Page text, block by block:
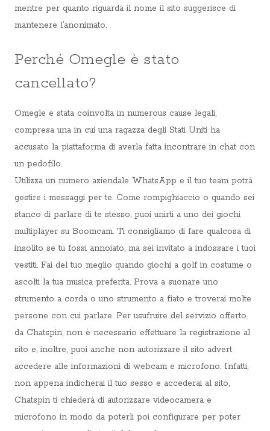
mentre per quanto riguarda il nome il sito suggerisce di
mantenere l’anonimato.
Perché Omegle è stato
cancellato?
Omegle è stata coinvolta in numerous cause legali,
compresa una in cui una ragazza degli Stati Uniti ha
accusato la piattaforma di averla fatta incontrare in chat con
un pedofilo.
Utilizza un numero aziendale WhatsApp e il tuo team potrà
gestire i messaggi per te. Come rompighiaccio o quando sei
stanco di parlare di te stesso, puoi unirti a uno dei giochi
multiplayer su Boomcam. Ti consigliamo di fare qualcosa di
insolito se tu fossi annoiato, ma sei invitato a indossare i tuoi
vestiti. Fai del tuo meglio quando giochi a golf in costume o
ascolti la tua musica preferita. Prova a suonare uno
strumento a corda o uno strumento a fiato e troverai molte
persone con cui parlare. Per usufruire del servizio offerto
da Chatspin, non è necessario effettuare la registrazione al
sito e, inoltre, puoi anche non autorizzare il sito advert
accedere alle informazioni di webcam e microfono. Infatti,
non appena indicherai il tuo sesso e accederai al sito,
Chatspin ti chiederà di autorizzare videocamera e
microfono in modo da poterli poi configurare per poter